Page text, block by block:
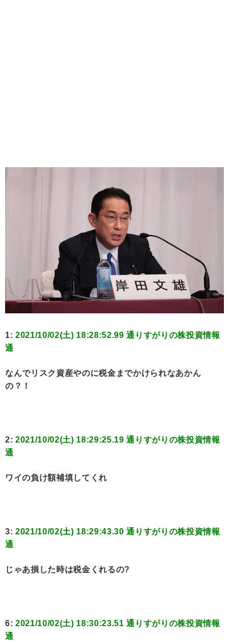
1: 2021/10/02(土) 18:28:52.99 通りすがりの株投資情報
通
なんでリスク資産やのに税金までかけられなあかん
の？！
2: 2021/10/02(土) 18:29:25.19 通りすがりの株投資情報
通
ワイの負け額補填してくれ
3: 2021/10/02(土) 18:29:43.30 通りすがりの株投資情報
通
じゃあ損した時は税金くれるの?
6: 2021/10/02(土) 18:30:23.51 通りすがりの株投資情報
通